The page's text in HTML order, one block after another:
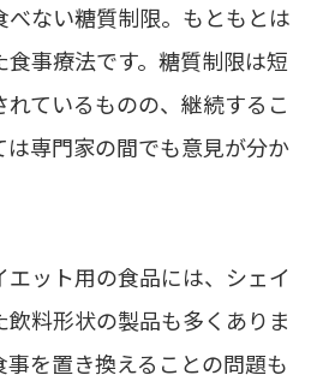
ない糖質制限。もともとは
事療法です。糖質制限は短
ているものの、継続するこ
は専門家の間でも意見が分か
エット用の食品には、シェイ
料形状の製品も多くありま
を置き換えることの問題も